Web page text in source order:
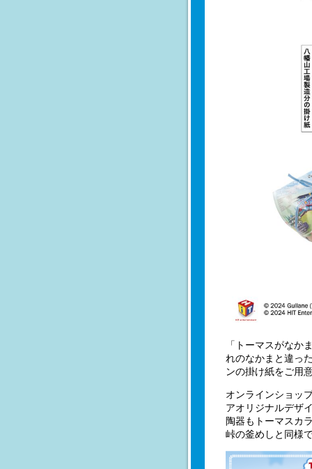
「トーマスがなか
れのなかまと違っ
ンの掛け紙をご用
オンラインショッ
アオリジナルデザ
陶器もトーマスカ
峠の釜めしと同様